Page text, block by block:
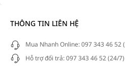
THÔNG TIN LIÊN HỆ
Mua Nhanh Online: 097 343 46 52
Hỗ trợ đổi trả: 097 343 46 52 (24/7)